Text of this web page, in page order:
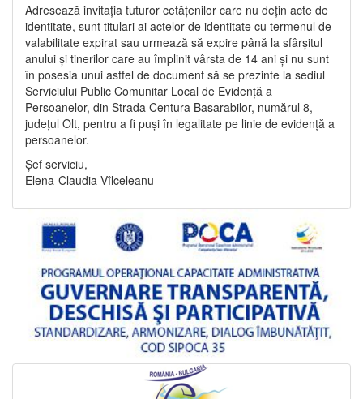
Adresează invitația tuturor cetățenilor care nu dețin acte de
identitate, sunt titulari ai actelor de identitate cu termenul de
valabilitate expirat sau urmează să expire până la sfârșitul
anului și tinerilor care au împlinit vârsta de 14 ani și nu sunt
în posesia unui astfel de document să se prezinte la sediul
Serviciului Public Comunitar Local de Evidență a
Persoanelor, din Strada Centura Basarabilor, numărul 8,
județul Olt, pentru a fi puși în legalitate pe linie de evidență a
persoanelor.
Șef serviciu,
Elena-Claudia Vîlceleanu